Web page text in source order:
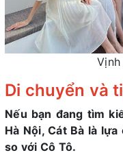
Di chuyển và
Nếu bạn đang tìm
Hà Nội, Cát Bà là
so với Cô Tô.